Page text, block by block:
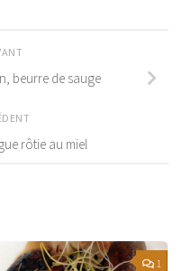
beurre de sauge
rôtie au miel
1